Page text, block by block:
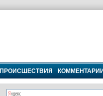
ПРОИСШЕСТВИЯ КОММЕНТАРИИ